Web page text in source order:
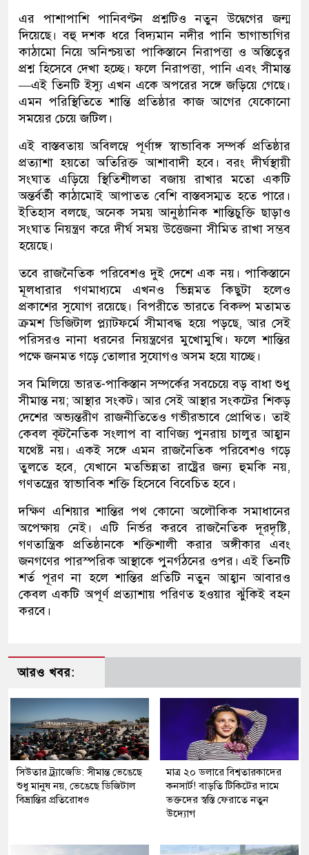
এর পাশাপাশি পানিবণ্টন প্রশ্নটিও নতুন উদ্বেগের জন্ম
দিয়েছে। বহু দশক ধরে বিদ্যমান নদীর পানি ভাগাভাগির
কাঠামো নিয়ে অনিশ্চয়তা পাকিস্তানে নিরাপত্তা ও অস্তিত্বের
প্রশ্ন হিসেবে দেখা হচ্ছে। ফলে নিরাপত্তা, পানি এবং সীমান্ত
—এই তিনটি ইস্যু এখন একে অপরের সঙ্গে জড়িয়ে গেছে।
এমন পরিস্থিতিতে শান্তি প্রতিষ্ঠার কাজ আগের যেকোনো
সময়ের চেয়ে জটিল।
এই বাস্তবতায় অবিলম্বে পূর্ণাঙ্গ স্বাভাবিক সম্পর্ক প্রতিষ্ঠার
প্রত্যাশা হয়তো অতিরিক্ত আশাবাদী হবে। বরং দীর্ঘস্থায়ী
সংঘাত এড়িয়ে স্থিতিশীলতা বজায় রাখার মতো একটি
অন্তর্বর্তী কাঠামোই আপাতত বেশি বাস্তবসম্মত হতে পারে।
ইতিহাস বলছে, অনেক সময় আনুষ্ঠানিক শান্তিচুক্তি ছাড়াও
সংঘাত নিয়ন্ত্রণ করে দীর্ঘ সময় উত্তেজনা সীমিত রাখা সম্ভব
হয়েছে।
তবে রাজনৈতিক পরিবেশও দুই দেশে এক নয়। পাকিস্তানে
মূলধারার গণমাধ্যমে এখনও ভিন্নমত কিছুটা হলেও
প্রকাশের সুযোগ রয়েছে। বিপরীতে ভারতে বিকল্প মতামত
ক্রমশ ডিজিটাল প্ল্যাটফর্মে সীমাবদ্ধ হয়ে পড়ছে, আর সেই
পরিসরও নানা ধরনের নিয়ন্ত্রণের মুখোমুখি। ফলে শান্তির
পক্ষে জনমত গড়ে তোলার সুযোগও অসম হয়ে যাচ্ছে।
সব মিলিয়ে ভারত-পাকিস্তান সম্পর্কের সবচেয়ে বড় বাধা শুধু
সীমান্ত নয়; আস্থার সংকট। আর সেই আস্থার সংকটের শিকড়
দেশের অভ্যন্তরীণ রাজনীতিতেও গভীরভাবে প্রোথিত। তাই
কেবল কূটনৈতিক সংলাপ বা বাণিজ্য পুনরায় চালুর আহ্বান
যথেষ্ট নয়। একই সঙ্গে এমন রাজনৈতিক পরিবেশও গড়ে
তুলতে হবে, যেখানে মতভিন্নতা রাষ্ট্রের জন্য হুমকি নয়,
গণতন্ত্রের স্বাভাবিক শক্তি হিসেবে বিবেচিত হবে।
দক্ষিণ এশিয়ার শান্তির পথ কোনো অলৌকিক সমাধানের
অপেক্ষায় নেই। এটি নির্ভর করবে রাজনৈতিক দূরদৃষ্টি,
গণতান্ত্রিক প্রতিষ্ঠানকে শক্তিশালী করার অঙ্গীকার এবং
জনগণের পারস্পরিক আস্থাকে পুনর্গঠনের ওপর। এই তিনটি
শর্ত পূরণ না হলে শান্তির প্রতিটি নতুন আহ্বান আবারও
কেবল একটি অপূর্ণ প্রত্যাশায় পরিণত হওয়ার ঝুঁকিই বহন
করবে।
আরও খবর:
সিউতার ট্র্যাজেডি: সীমান্ত ভেঙেছে
শুধু মানুষ নয়, ভেঙেছে ডিজিটাল
বিভ্রান্তির প্রতিরোধও
মাত্র ২০ ডলারে বিশ্বতারকাদের
কনসার্ট! বাড়তি টিকিটের দামে
ভক্তদের স্বস্তি ফেরাতে নতুন
উদ্যোগ